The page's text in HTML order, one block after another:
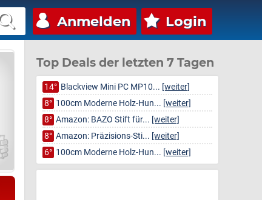
Anmelden Login
Top Deals der letzten 7 Tagen
14° Blackview Mini PC MP10... [weiter]
8° 100cm Moderne Holz-Hun... [weiter]
8° Amazon: BAZO Stift für... [weiter]
8° Amazon: Präzisions-Sti... [weiter]
6° 100cm Moderne Holz-Hun... [weiter]